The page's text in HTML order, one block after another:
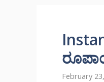
February